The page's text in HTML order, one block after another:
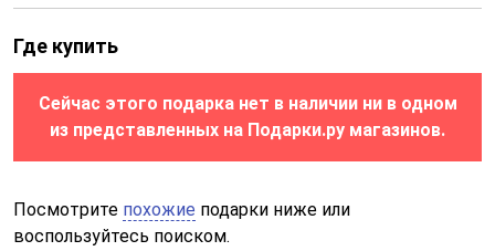
Где купить
Сейчас этого подарка нет в наличии ни в одном
из представленных на Подарки.ру магазинов.
Посмотрите похожие подарки ниже или
воспользуйтесь поиском.